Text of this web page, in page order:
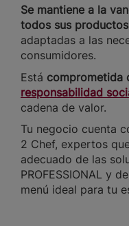
Se mantiene a la
todos sus productos
adaptadas a las
consumidores.
Está comprometida
responsabilidad
cadena de valor.
Tu negocio cuenta
2 Chef, expertos
adecuado de las
PROFESSIONAL y
menú ideal para tu